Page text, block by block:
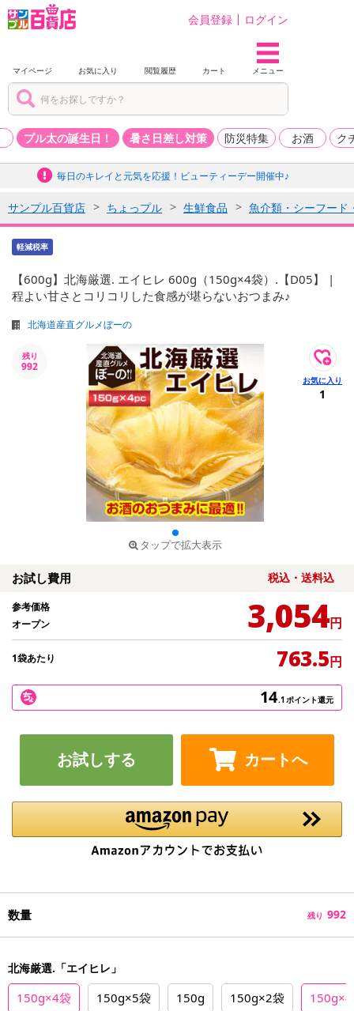
会員登録 ログイン
マイページ お気に入り 閲覧履歴 カート メニュー
プル太の誕生日！ 暑さ日差し対策 防災特集 お酒 ク
毎日のキレイと元気を応援！ビューティーデー開催中♪
サンプル百貨店 ちょっプル 生鮮食品 魚介類・シーフード
軽減税率
【600g】北海厳選. エイヒレ 600g（150g×4袋）.【D05】 |
程よい甘さとコリコリした食感が堪らないおつまみ♪
北海道産直グルメぼーの
残り
992
タップで拡大表示
1
お試し費用 税込・送料込
参考価格
オープン
3,054円
1袋あたり 763.5円
14.1ポイント還元
お試しする カートへ
数量 残り 992
北海厳選.「エイヒレ」
150g×4袋 150g×5袋 150g 150g×2袋